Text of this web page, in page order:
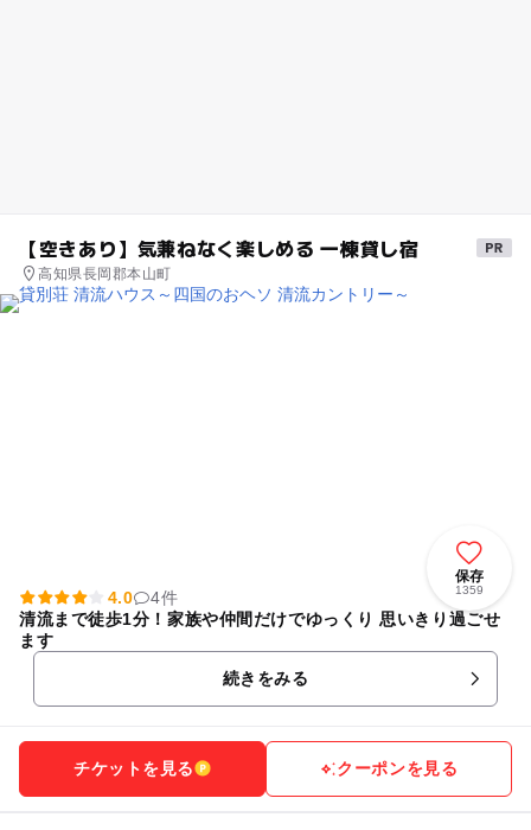
【空きあり】気兼ねなく楽しめる 一棟貸し宿
高知県長岡郡本山町
保存
1359
4.0
4件
清流まで徒歩1分！家族や仲間だけでゆっくり 思いきり過ごせ
ます
続きをみる
チケットを見る クーポンを見る